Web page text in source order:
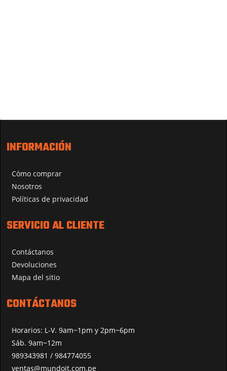
INFORMACIÓN
Cómo comprar
Nosotros
Políticas de privacidad
SERVICIO AL CLIENTE
Contáctanos
Devoluciones
Mapa del sitio
CONTÁCTANOS
Horarios: L-V. 9am~1pm y 2pm~6pm
Sáb. 9am~12m
989343981 / 984774055
ventas@mundoit.com.pe